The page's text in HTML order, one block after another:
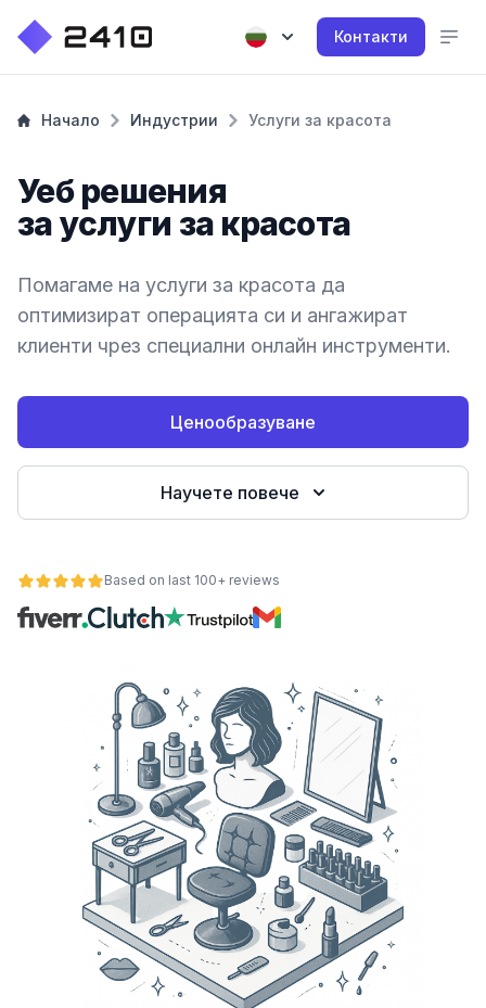
Контакти
Начало Индустрии Услуги за красота
Уеб решения
за услуги за красота
Помагаме на услуги за красота да
оптимизират операцията си и ангажират
клиенти чрез специални онлайн инструменти.
Ценообразуване
Научете повече
Based on last 100+ reviews